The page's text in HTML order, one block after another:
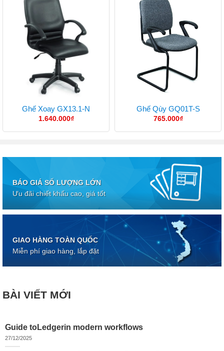
Ghế Xoay GX13.1-N
1.640.000₫
Ghế Qùy GQ01T-S
765.000₫
BÁO GIÁ SỐ LƯỢNG LỚN
Ưu đãi chiết khấu cao, giá tốt
GIAO HÀNG TOÀN QUỐC
Miễn phí giao hàng, lắp đặt
BÀI VIẾT MỚI
Guide toLedgerin modern workflows
27/12/2025